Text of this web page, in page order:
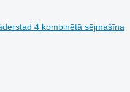
4 kombinētā sējmašīna